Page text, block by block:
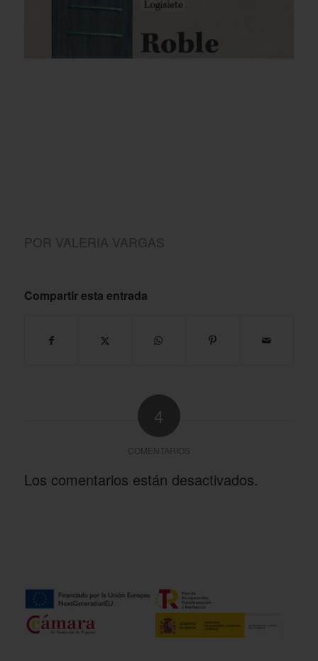
POR VALERIA VARGAS
Compartir esta entrada
4
COMENTARIOS
Los comentarios están desactivados.